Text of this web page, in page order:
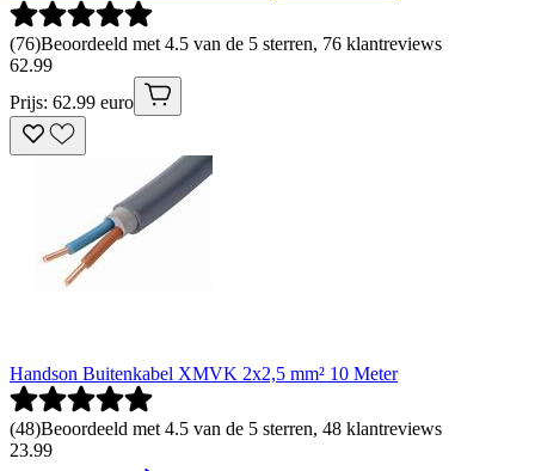
(76)Beoordeeld met 4.5 van de 5 sterren, 76 klantreviews
62.99
Prijs: 62.99 euro
Handson Buitenkabel XMVK 2x2,5 mm² 10 Meter
(48)Beoordeeld met 4.5 van de 5 sterren, 48 klantreviews
23.99